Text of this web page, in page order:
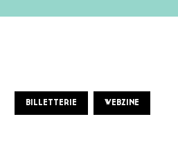
BILLETTERIE WEBZINE